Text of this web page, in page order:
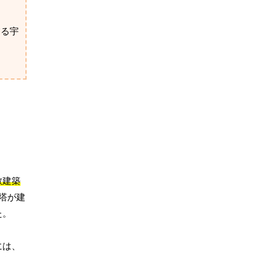
宇
建築
が建
、